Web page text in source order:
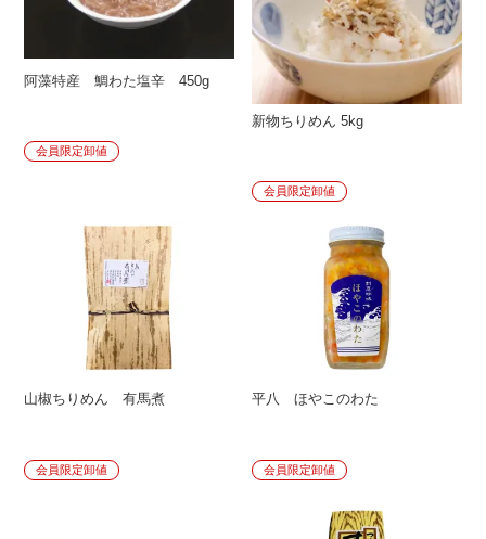
阿藻特産 鯛わた塩辛 450g
会員限定卸値
新物ちりめん 5kg
会員限定卸値
山椒ちりめん 有馬煮
会員限定卸値
平八 ほやこのわた
会員限定卸値